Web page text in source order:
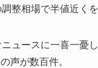
整相場で半値近く
ュースに一喜一憂し
声が数百件。